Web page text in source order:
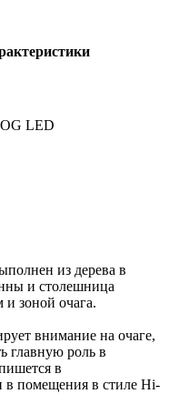
LED
из дерева в
и столешница
зоной очага.
внимание на очаге,
главную роль в
в
помещения в стиле Hi-